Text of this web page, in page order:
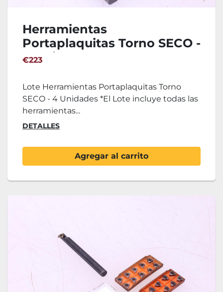
Herramientas
Portaplaquitas Torno SECO -
4 Unidades
€223
Lote Herramientas Portaplaquitas Torno
SECO - 4 Unidades *El Lote incluye todas las
herramientas...
DETALLES
Agregar al carrito